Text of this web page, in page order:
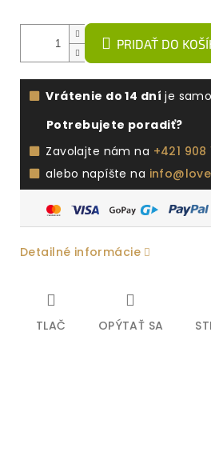
PRIDAŤ DO
Vrátenie do 14 dní je
Potrebujete poradiť?
Zavolajte nám na +421 908
alebo napíšte na
Detailné informácie
TLAČ OPÝTAŤ SA